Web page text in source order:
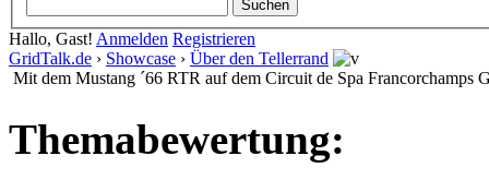
Hallo, Gast! Anmelden Registrieren
GridTalk.de › Showcase › Über den Tellerrand
Mit dem Mustang ´66 RTR auf dem Circuit de Spa Francorchamps
Themabewertung: